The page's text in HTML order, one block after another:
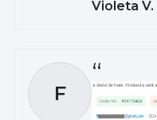
Violeta V.
F